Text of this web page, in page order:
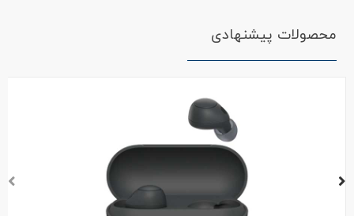
محصولات پیشنهادی